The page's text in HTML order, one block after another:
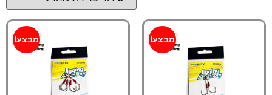
מבצע! מבצע!